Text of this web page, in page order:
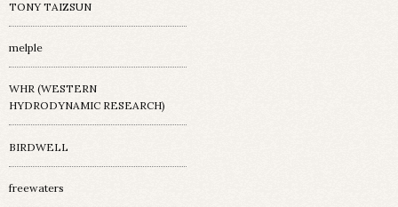
TONY TAIZSUN
melple
WHR (WESTERN
HYDRODYNAMIC RESEARCH)
BIRDWELL
freewaters